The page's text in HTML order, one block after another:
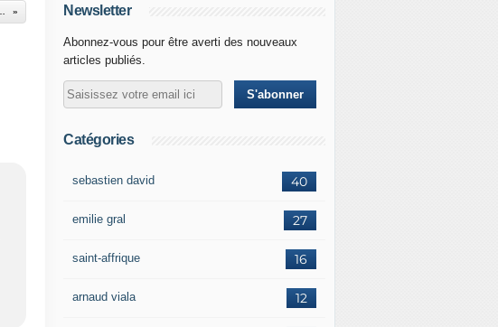
Newsletter
Abonnez-vous pour être averti des nouveaux
articles publiés.
Catégories
40
sebastien david
27
emilie gral
16
saint-affrique
12
arnaud viala